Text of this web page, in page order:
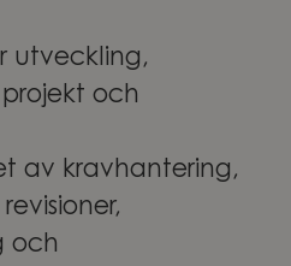
utveckling,
och
av kravhantering,
och